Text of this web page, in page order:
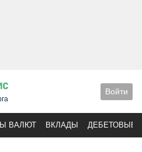
Войти
ВАЛЮТ ВКЛАДЫ ДЕБЕТОВЫЕ